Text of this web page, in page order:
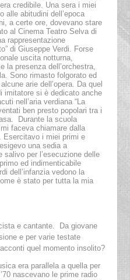
credibile. Una sera i miei
alle abitudini dell’epoca
a certe ore, dovevano stare
al Cinema Teatro Selva di
rappresentazione
di Giuseppe Verdi. Forse
uscita notturna,
la presenza dell’orchestra,
Sono rimasto folgorato ed
arie dell’opera. Da quel
imitatore si è dedicato anche
nell’aria verdiana “La
ben presto popolari tra i
Durante la scuola
faceva chiamare dalla
Esercitavo i miei primi e
una sedia a
per l’esecuzione delle
ed indimenticabile
dell’infanzia vedono la
è stato per tutta la mia
e cantante. Da giovane
e per varie testate
quel momento insolito?
era parallela a quella per
nascevano le prime radio